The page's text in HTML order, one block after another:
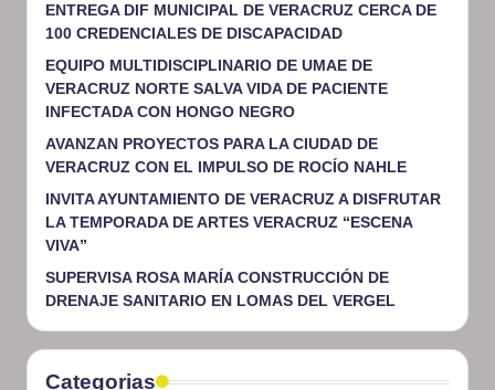
ENTREGA DIF MUNICIPAL DE VERACRUZ CERCA DE
100 CREDENCIALES DE DISCAPACIDAD
EQUIPO MULTIDISCIPLINARIO DE UMAE DE
VERACRUZ NORTE SALVA VIDA DE PACIENTE
INFECTADA CON HONGO NEGRO
AVANZAN PROYECTOS PARA LA CIUDAD DE
VERACRUZ CON EL IMPULSO DE ROCÍO NAHLE
INVITA AYUNTAMIENTO DE VERACRUZ A DISFRUTAR
LA TEMPORADA DE ARTES VERACRUZ “ESCENA
VIVA”
SUPERVISA ROSA MARÍA CONSTRUCCIÓN DE
DRENAJE SANITARIO EN LOMAS DEL VERGEL
Categorias